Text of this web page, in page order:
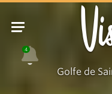
4
Golfe de